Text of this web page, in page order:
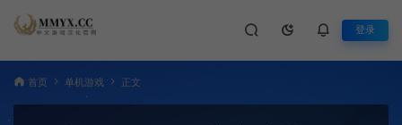
登录
首页 单机游戏 正文